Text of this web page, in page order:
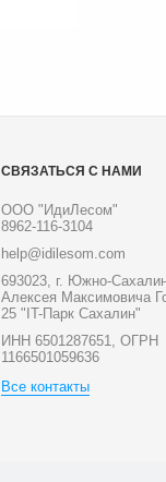
СВЯЗАТЬСЯ С НАМИ
ООО "ИдиЛесом"
8962-116-3104
help@idilesom.com
693023, г. Южно-
Алексея Максимовича
25 "IT-Парк Сахалин"
ИНН 6501287651, ОГРН
1166501059636
Все контакты